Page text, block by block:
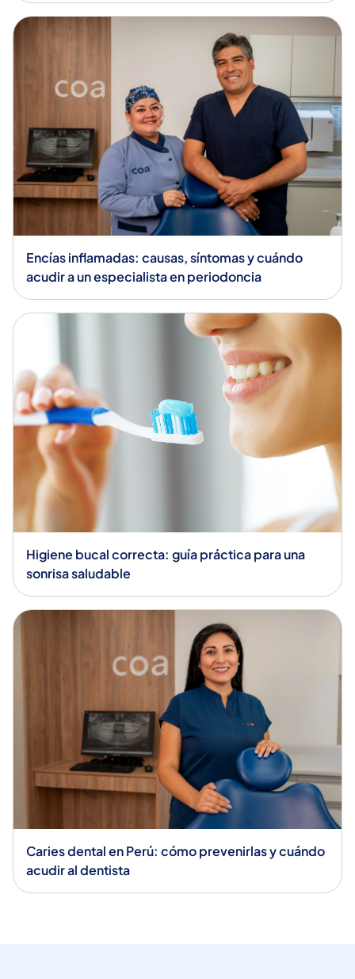
Encías inflamadas: causas, síntomas y cuándo
acudir a un especialista en periodoncia
Higiene bucal correcta: guía práctica para una
sonrisa saludable
Caries dental en Perú: cómo prevenirlas y cuándo
acudir al dentista